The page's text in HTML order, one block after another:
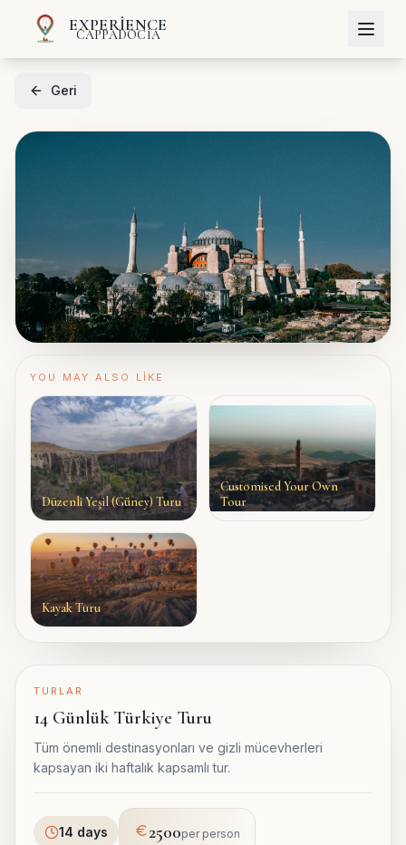
EXPERIENCE
CAPPADOCIA
Geri
YOU MAY ALSO LIKE
Düzenli Yeşil (Güney) Turu
Customised Your Own
Tour
Kayak Turu
TURLAR
14 Günlük Türkiye Turu
Tüm önemli destinasyonları ve gizli mücevherleri
kapsayan iki haftalık kapsamlı tur.
14 days 2500per person